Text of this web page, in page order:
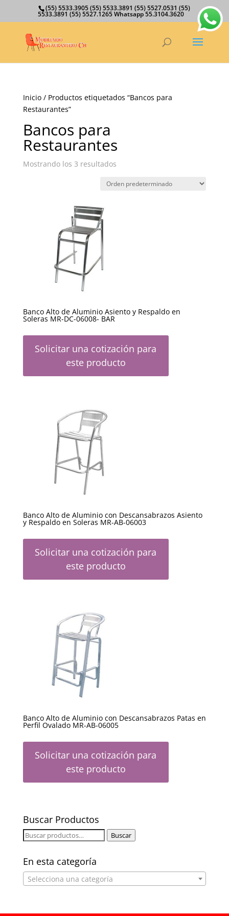
(55) 5533.3905 (55) 5533.3891 (55) 5527.0531 (55)
5533.3891 (55) 5527.1265 Whatsapp 55.3104.3620
Inicio/ Productos etiquetados “Bancos para
Restaurantes”
Bancos para
Restaurantes
Mostrando los 3 resultados
Banco Alto de Aluminio Asiento y Respaldo en
Soleras MR-DC-06008- BAR
Solicitar una cotización para
este producto
Banco Alto de Aluminio con Descansabrazos Asiento
y Respaldo en Soleras MR-AB-06003
Solicitar una cotización para
este producto
Banco Alto de Aluminio con Descansabrazos Patas en
Perfil Ovalado MR-AB-06005
Solicitar una cotización para
este producto
Buscar Productos
Buscar
Buscar
En esta categoría
Selecciona una categoría